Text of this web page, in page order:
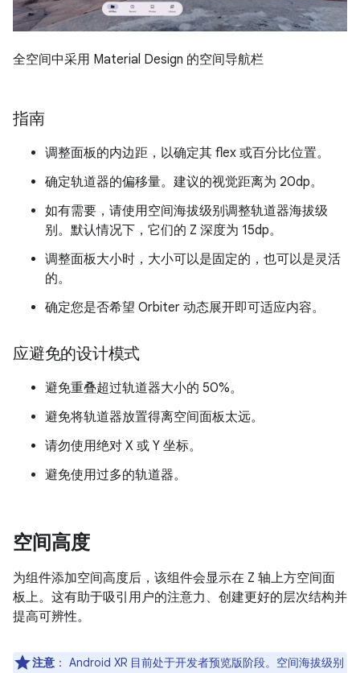
全空间中采用 Material Design 的空间导航栏
指南
调整面板的内边距，以确定其 flex 或百分比位置。
确定轨道器的偏移量。建议的视觉距离为 20dp。
如有需要，请使用空间海拔级别调整轨道器海拔级
别。默认情况下，它们的 Z 深度为 15dp。
调整面板大小时，大小可以是固定的，也可以是灵活
的。
确定您是否希望 Orbiter 动态展开即可适应内容。
应避免的设计模式
避免重叠超过轨道器大小的 50%。
避免将轨道器放置得离空间面板太远。
请勿使用绝对 X 或 Y 坐标。
避免使用过多的轨道器。
空间高度
为组件添加空间高度后，该组件会显示在 Z 轴上方空间面
板上。这有助于吸引用户的注意力、创建更好的层次结构并
提高可辨性。
注意 ： Android XR 目前处于开发者预览版阶段。空间海拔级别